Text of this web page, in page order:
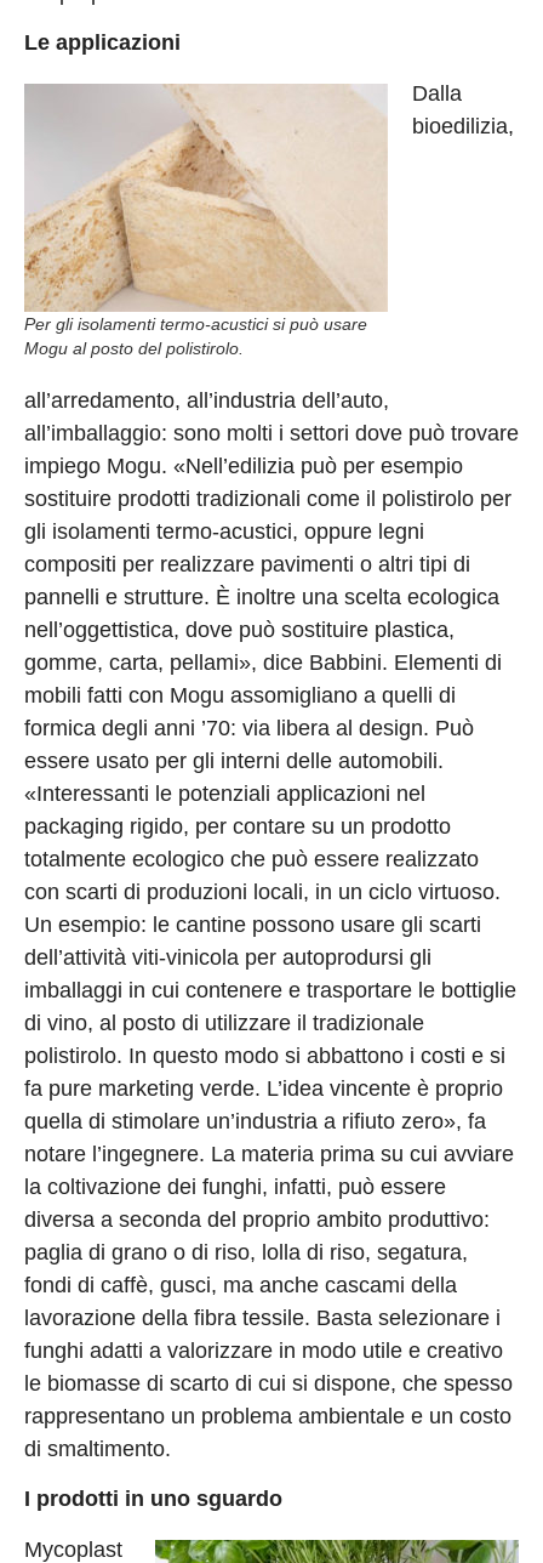
Le applicazioni
Per gli isolamenti termo-acustici si può usare
Mogu al posto del polistirolo.
Dalla
bioedilizia,
all’arredamento, all’industria dell’auto,
all’imballaggio: sono molti i settori dove può trovare
impiego Mogu. «Nell’edilizia può per esempio
sostituire prodotti tradizionali come il polistirolo per
gli isolamenti termo-acustici, oppure legni
compositi per realizzare pavimenti o altri tipi di
pannelli e strutture. È inoltre una scelta ecologica
nell’oggettistica, dove può sostituire plastica,
gomme, carta, pellami», dice Babbini. Elementi di
mobili fatti con Mogu assomigliano a quelli di
formica degli anni ’70: via libera al design. Può
essere usato per gli interni delle automobili.
«Interessanti le potenziali applicazioni nel
packaging rigido, per contare su un prodotto
totalmente ecologico che può essere realizzato
con scarti di produzioni locali, in un ciclo virtuoso.
Un esempio: le cantine possono usare gli scarti
dell’attività viti-vinicola per autoprodursi gli
imballaggi in cui contenere e trasportare le bottiglie
di vino, al posto di utilizzare il tradizionale
polistirolo. In questo modo si abbattono i costi e si
fa pure marketing verde. L’idea vincente è proprio
quella di stimolare un’industria a rifiuto zero», fa
notare l’ingegnere. La materia prima su cui avviare
la coltivazione dei funghi, infatti, può essere
diversa a seconda del proprio ambito produttivo:
paglia di grano o di riso, lolla di riso, segatura,
fondi di caffè, gusci, ma anche cascami della
lavorazione della fibra tessile. Basta selezionare i
funghi adatti a valorizzare in modo utile e creativo
le biomasse di scarto di cui si dispone, che spesso
rappresentano un problema ambientale e un costo
di smaltimento.
I prodotti in uno sguardo
Mycoplast